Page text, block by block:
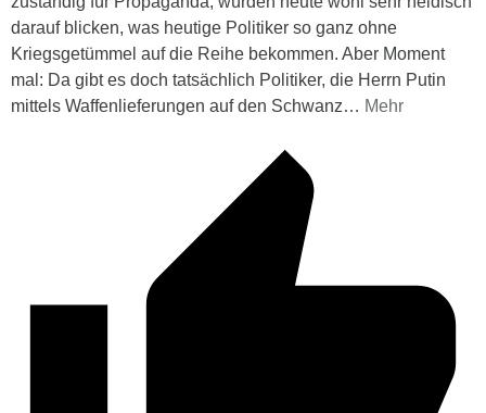
darauf blicken, was heutige Politiker so ganz ohne
Kriegsgetümmel auf die Reihe bekommen. Aber Moment
mal: Da gibt es doch tatsächlich Politiker, die Herrn Putin
mittels Waffenlieferungen auf den Schwanz… Mehr